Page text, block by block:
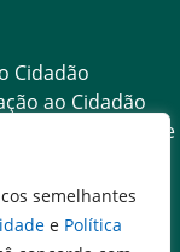
semelhantes
e Política
Cidadão
ao Cidadão
Sociais de Saúde